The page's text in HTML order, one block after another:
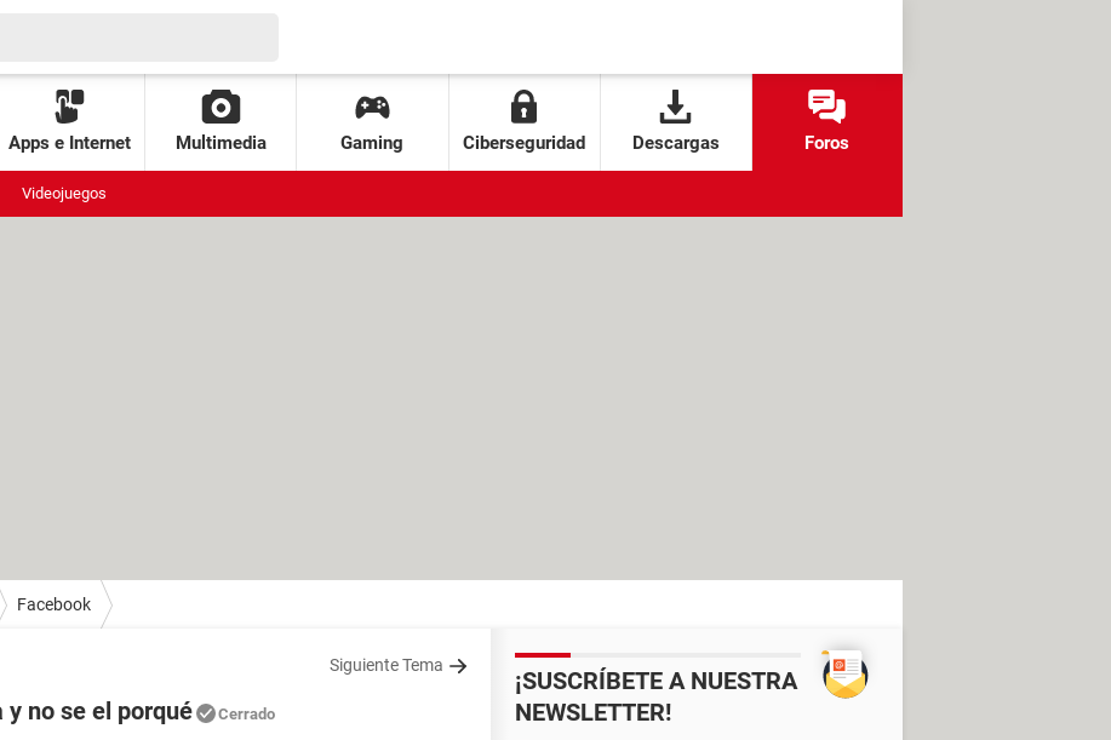
Apps e Internet Multimedia Gaming Ciberseguridad Descargas Foros
Videojuegos
Facebook
Siguiente Tema
no se el porqué Cerrado
¡SUSCRÍBETE A NUESTRA
NEWSLETTER!